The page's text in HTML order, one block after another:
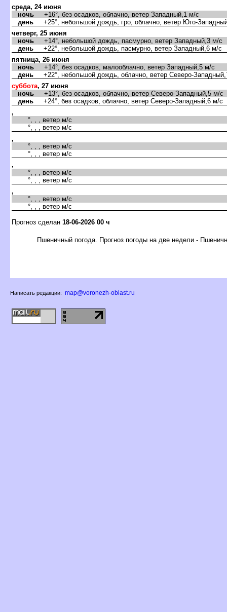
среда, 24 июня
ночь +16°, без осадков, облачно, ветер Западный,1 м/с
день +25°, небольшой дождь, гро, облачно, ветер Юго-
четверг, 25 июня
ночь +14°, небольшой дождь, пасмурно, ветер Западный,3 м/с
день +22°, небольшой дождь, пасмурно, ветер Западный,6 м/с
пятница, 26 июня
ночь +14°, без осадков, малооблачно, ветер Западный,5 м/с
день +22°, небольшой дождь, облачно, ветер Северо-
суббота, 27 июня
ночь +13°, без осадков, облачно, ветер Северо-Западный,5 м/с
день +24°, без осадков, облачно, ветер Северо-Западный,6 м/с
,
°, , , ветер м/с
°, , , ветер м/с
,
°, , , ветер м/с
°, , , ветер м/с
,
°, , , ветер м/с
°, , , ветер м/с
,
°, , , ветер м/с
°, , , ветер м/с
Прогноз сделан 18-06-2026 00 ч
Пшеничный погода. Прогноз погоды на две недели -
Написать редакции: map@voronezh-oblast.ru